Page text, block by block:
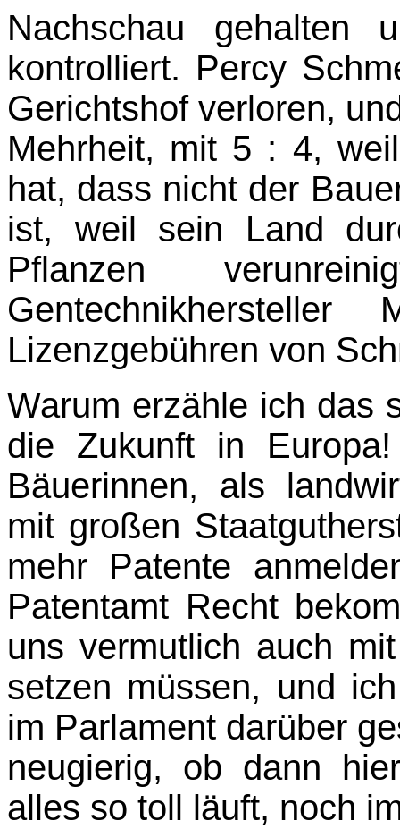
Nachschau gehalten
kontrolliert. Percy
Gerichtshof verloren,
Mehrheit, mit 5 : 4,
hat, dass nicht der
ist, weil sein Land
Pflanzen
Lizenzgebühren von
Warum erzähle ich das
die Zukunft in
Bäuerinnen, als
mit großen
mehr Patente
Patentamt Recht
uns vermutlich auch
setzen müssen, und
im Parlament darüber
neugierig, ob dann
alles so toll läuft, noch